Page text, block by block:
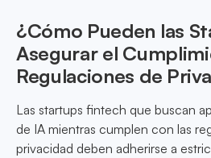
¿Cómo Pueden las
Asegurar el
Regulaciones de
Las startups fintech que buscan
de IA mientras cumplen con las
privacidad deben adherirse a